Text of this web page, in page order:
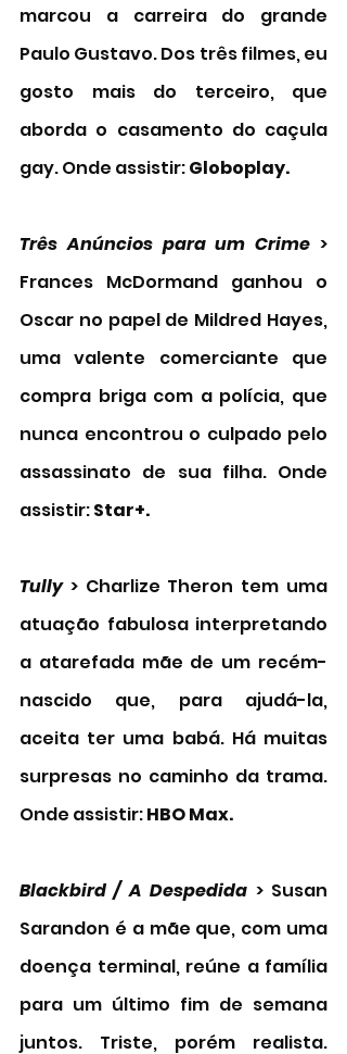
marcou a carreira do grande
Paulo Gustavo. Dos três filmes, eu
gosto mais do terceiro, que
aborda o casamento do caçula
gay. Onde assistir: Globoplay.
Três Anúncios para um Crime >
Frances McDormand ganhou o
Oscar no papel de Mildred Hayes,
uma valente comerciante que
compra briga com a polícia, que
nunca encontrou o culpado pelo
assassinato de sua filha. Onde
assistir: Star+.
Tully > Charlize Theron tem uma
atuação fabulosa interpretando
a atarefada mãe de um recém-
nascido que, para ajudá-la,
aceita ter uma babá. Há muitas
surpresas no caminho da trama.
Onde assistir: HBO Max.
Blackbird / A Despedida > Susan
Sarandon é a mãe que, com uma
doença terminal, reúne a família
para um último fim de semana
juntos. Triste, porém realista.